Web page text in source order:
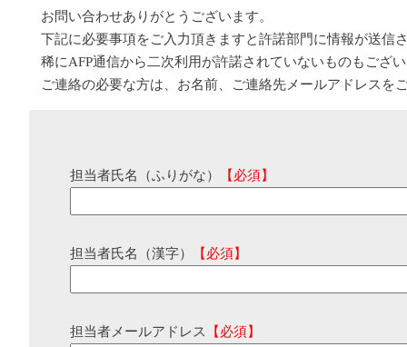
お問い合わせありがとうございます。
下記に必要事項をご入力頂きますと許諾部門に情報が送信
稀にAFP通信から二次利用が許諾されていないものもござ
ご連絡の必要な方は、お名前、ご連絡先メールアドレスを
担当者氏名（ふりがな） 【必須】
担当者氏名（漢字） 【必須】
担当者メールアドレス 【必須】